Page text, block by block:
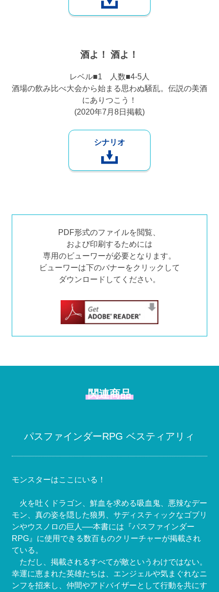
酒よ！ 酒よ！
レベル■1 人数■4-5人
酒場の飲み比べ大会から始まる思わぬ騒乱。伝説の美酒
にありつこう！
(2020年7月8日掲載)
シナリオ
PDF形式のファイルを閲覧、
および印刷するためには
専用のビューワーが必要となります。
ビューワーは下のバナーをクリックして
ダウンロードしてください。
関連商品
パスファインダーRPG ベスティアリィ
モンスターはここにいる！
火を吐くドラゴン、鮮血を求める吸血鬼、悪辣なデー
モン、真の姿を隠した狼男、サディスティックなゴブリ
ンやウスノロの巨人──本書には『パスファインダー
RPG』に使用できる数百ものクリーチャーが掲載され
ている。
ただし、掲載されるすべてが敵というわけではない。
幸運に恵まれた英雄たちは、エンジェルや気まぐれなニ
ンフを招来し、仲間やアドバイザーとして行動を共にす